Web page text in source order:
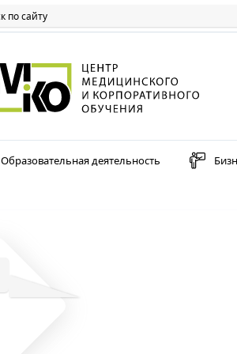
Образовательная деятельность